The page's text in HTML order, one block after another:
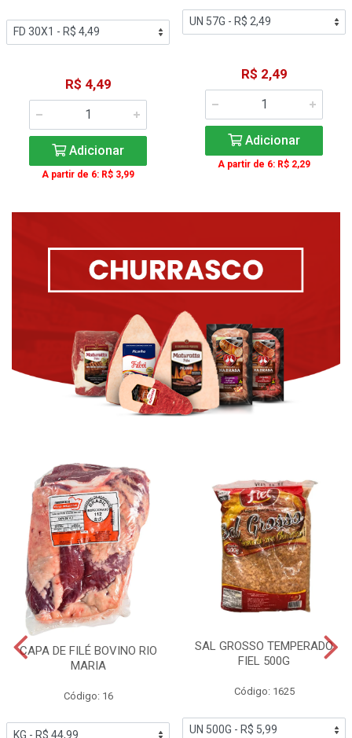
R$ 4,49
Adicionar
A partir de 6: R$ 3,99
R$ 2,49
Adicionar
A partir de 6: R$ 2,29
CAPA DE FILÉ BOVINO RIO
MARIA
Código: 16
SAL GROSSO TEMPERADO
FIEL 500G
Código: 1625